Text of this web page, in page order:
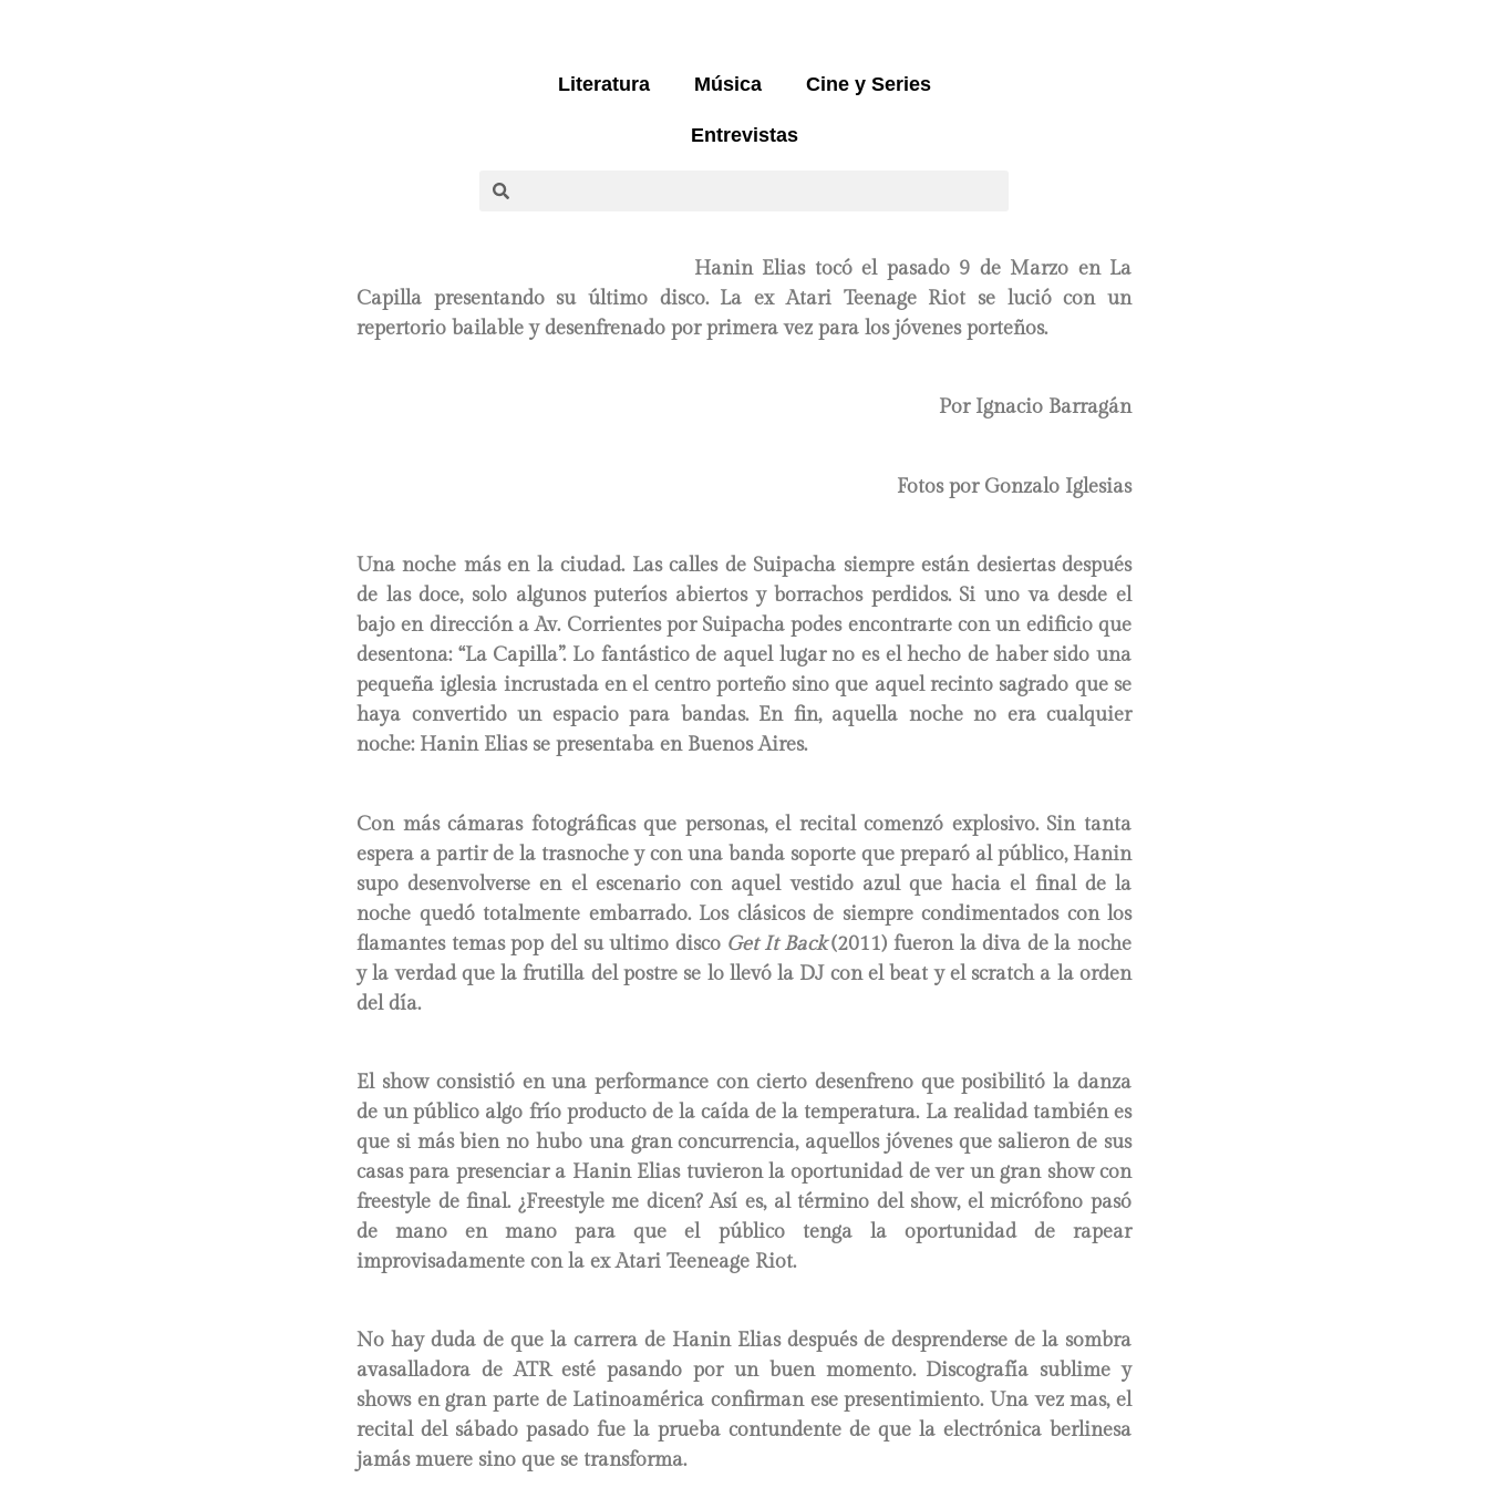
Literatura Música Cine y Series
Entrevistas
Hanin Elias tocó el pasado 9 de Marzo en La
Capilla presentando su último disco. La ex Atari Teenage Riot se lució con un
repertorio bailable y desenfrenado por primera vez para los jóvenes porteños.
Por Ignacio Barragán
Fotos por Gonzalo Iglesias
Una noche más en la ciudad. Las calles de Suipacha siempre están desiertas después
de las doce, solo algunos puteríos abiertos y borrachos perdidos. Si uno va desde el
bajo en dirección a Av. Corrientes por Suipacha podes encontrarte con un edificio que
desentona: “La Capilla”. Lo fantástico de aquel lugar no es el hecho de haber sido una
pequeña iglesia incrustada en el centro porteño sino que aquel recinto sagrado que se
haya convertido un espacio para bandas. En fin, aquella noche no era cualquier
noche: Hanin Elias se presentaba en Buenos Aires.
Con más cámaras fotográficas que personas, el recital comenzó explosivo. Sin tanta
espera a partir de la trasnoche y con una banda soporte que preparó al público, Hanin
supo desenvolverse en el escenario con aquel vestido azul que hacia el final de la
noche quedó totalmente embarrado. Los clásicos de siempre condimentados con los
flamantes temas pop del su ultimo disco Get It Back(2011) fueron la diva de la noche
y la verdad que la frutilla del postre se lo llevó la DJ con el beat y el scratch a la orden
del día.
El show consistió en una performance con cierto desenfreno que posibilitó la danza
de un público algo frío producto de la caída de la temperatura. La realidad también es
que si más bien no hubo una gran concurrencia, aquellos jóvenes que salieron de sus
casas para presenciar a Hanin Elias tuvieron la oportunidad de ver un gran show con
freestyle de final. ¿Freestyle me dicen? Así es, al término del show, el micrófono pasó
de mano en mano para que el público tenga la oportunidad de rapear
improvisadamente con la ex Atari Teeneage Riot.
No hay duda de que la carrera de Hanin Elias después de desprenderse de la sombra
avasalladora de ATR esté pasando por un buen momento. Discografía sublime y
shows en gran parte de Latinoamérica confirman ese presentimiento. Una vez mas, el
recital del sábado pasado fue la prueba contundente de que la electrónica berlinesa
jamás muere sino que se transforma.